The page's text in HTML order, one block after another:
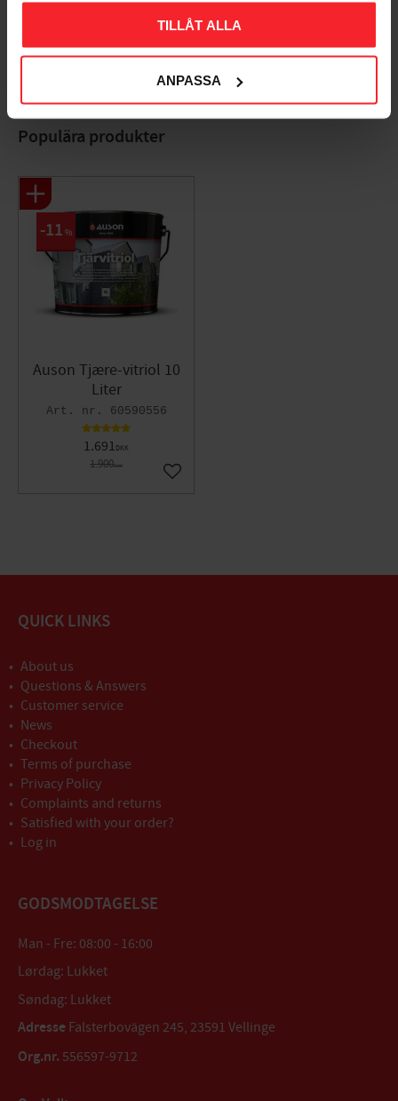
TILLÅT ALLA
ANPASSA
Populära produkter
Auson Tjære-vitriol 10
Liter
60590556
1.691DKK
1.900DKK
11 %
Gem som favorit
QUICK LINKS
About us
Questions & Answers
Customer service
News
Checkout
Terms of purchase
Privacy Policy
Complaints and returns
Satisfied with your order?
Log in
GODSMODTAGELSE
Man - Fre: 08:00 - 16:00
Lørdag: Lukket
Søndag: Lukket
Adresse Falsterbovägen 245, 23591 Vellinge
Org.nr. 556597-9712